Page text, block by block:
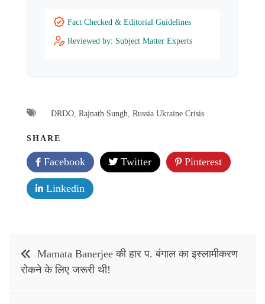
Fact Checked & Editorial Guidelines
Reviewed by: Subject Matter Experts
DRDO, Rajnath Sungh, Russia Ukraine Crisis
SHARE
Facebook Twitter Pinterest
Linkedin
Post
navigation
Mamata Banerjee की हार प. बंगाल का इस्लामीकरण
रोकने के लिए जरूरी थी!